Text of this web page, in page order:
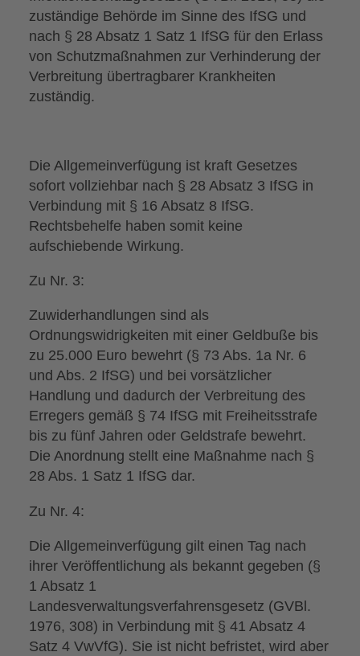
zuständige Behörde im Sinne des IfSG und
nach § 28 Absatz 1 Satz 1 IfSG für den Erlass
von Schutzmaßnahmen zur Verhinderung der
Verbreitung übertragbarer Krankheiten
zuständig.
Die Allgemeinverfügung ist kraft Gesetzes
sofort vollziehbar nach § 28 Absatz 3 IfSG in
Verbindung mit § 16 Absatz 8 IfSG.
Rechtsbehelfe haben somit keine
aufschiebende Wirkung.
Zu Nr. 3:
Zuwiderhandlungen sind als
Ordnungswidrigkeiten mit einer Geldbuße bis
zu 25.000 Euro bewehrt (§ 73 Abs. 1a Nr. 6
und Abs. 2 IfSG) und bei vorsätzlicher
Handlung und dadurch der Verbreitung des
Erregers gemäß § 74 IfSG mit Freiheitsstrafe
bis zu fünf Jahren oder Geldstrafe bewehrt.
Die Anordnung stellt eine Maßnahme nach §
28 Abs. 1 Satz 1 IfSG dar.
Zu Nr. 4:
Die Allgemeinverfügung gilt einen Tag nach
ihrer Veröffentlichung als bekannt gegeben (§
1 Absatz 1
Landesverwaltungsverfahrensgesetz (GVBl.
1976, 308) in Verbindung mit § 41 Absatz 4
Satz 4 VwVfG). Sie ist nicht befristet, wird aber